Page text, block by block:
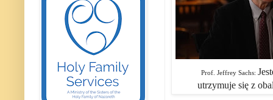
Prof. Jeffrey Sachs:
utrzymuje się z